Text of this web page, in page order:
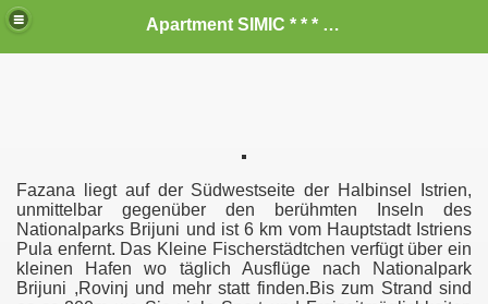
Apartment SIMIC * * * vom Privat zum vermieten
Fazana liegt auf der Südwestseite der Halbinsel Istrien,
unmittelbar gegenüber den berühmten Inseln des
Nationalparks Brijuni und ist 6 km vom Hauptstadt Istriens
Pula enfernt. Das Kleine Fischerstädtchen verfügt über ein
kleinen Hafen wo täglich Ausflüge nach Nationalpark
Brijuni ,Rovinj und mehr statt finden.Bis zum Strand sind